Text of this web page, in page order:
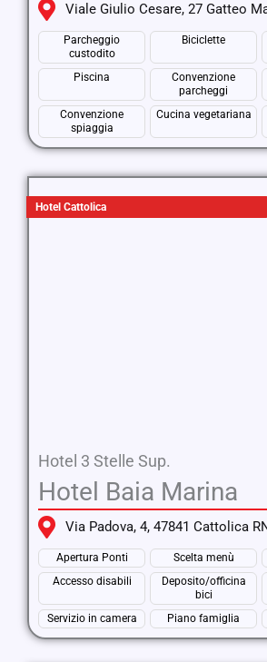
Viale Giulio Cesare, 27 Gatteo
Parcheggio
custodito
Biciclette
Piscina
Convenzione
parcheggi
Convenzione
spiaggia
Cucina vegetariana
Hotel Cattolica
Hotel 3 Stelle Sup.
Hotel Baia Marina
Via Padova, 4, 47841 Cattolica
Apertura Ponti Scelta menù
Accesso disabili
Deposito/officina
bici
Servizio in camera Piano famiglia